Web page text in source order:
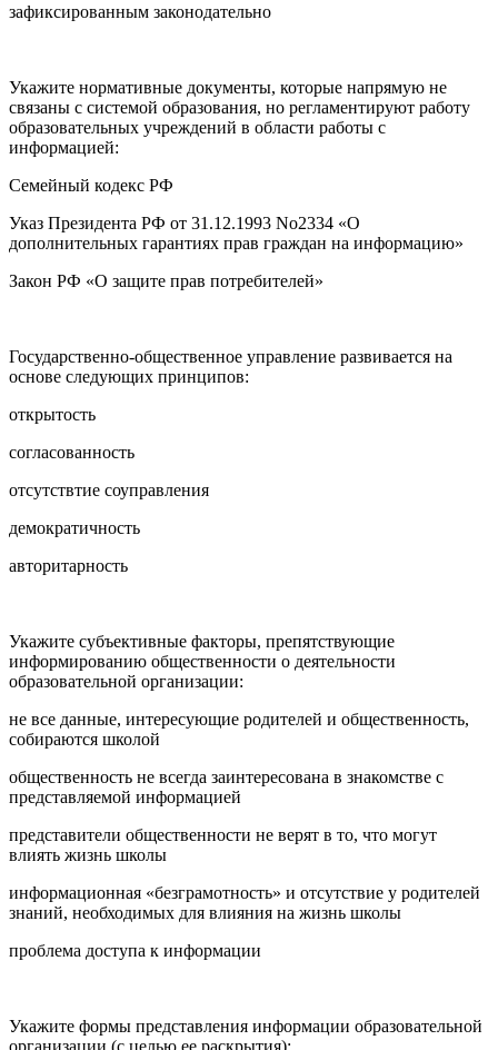
зафиксированным законодательно
Укажите нормативные документы, которые напрямую не
связаны с системой образования, но регламентируют работу
образовательных учреждений в области работы с
информацией:
Семейный кодекс РФ
Указ Президента РФ от 31.12.1993 No2334 «О
дополнительных гарантиях прав граждан на информацию»
Закон РФ «О защите прав потребителей»
Государственно-общественное управление развивается на
основе следующих принципов:
открытость
согласованность
отсутствтие соуправления
демократичность
авторитарность
Укажите субъективные факторы, препятствующие
информированию общественности о деятельности
образовательной организации:
не все данные, интересующие родителей и общественность,
собираются школой
общественность не всегда заинтересована в знакомстве с
представляемой информацией
представители общественности не верят в то, что могут
влиять жизнь школы
информационная «безграмотность» и отсутствие у родителей
знаний, необходимых для влияния на жизнь школы
проблема доступа к информации
Укажите формы представления информации образовательной
организации (с целью ее раскрытия):